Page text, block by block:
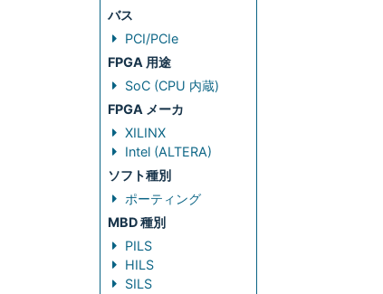
バス
PCI/PCIe
FPGA 用途
SoC (CPU 内蔵)
FPGA メーカ
XILINX
Intel (ALTERA)
ソフト種別
ポーティング
MBD 種別
PILS
HILS
SILS